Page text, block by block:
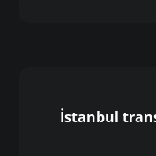
İstanbul